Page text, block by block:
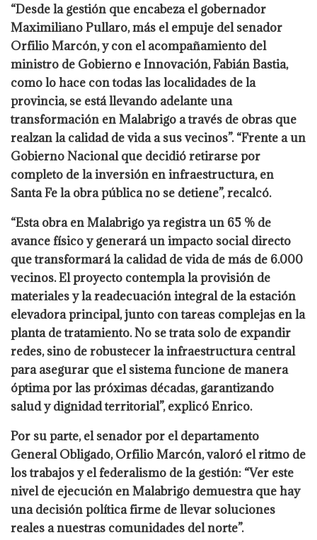
“Desde la gestión que encabeza el gobernador
Maximiliano Pullaro, más el empuje del senador
Orfilio Marcón, y con el acompañamiento del
ministro de Gobierno e Innovación, Fabián Bastia,
como lo hace con todas las localidades de la
provincia, se está llevando adelante una
transformación en Malabrigo a través de obras que
realzan la calidad de vida a sus vecinos”. “Frente a un
Gobierno Nacional que decidió retirarse por
completo de la inversión en infraestructura, en
Santa Fe la obra pública no se detiene”, recalcó.
“Esta obra en Malabrigo ya registra un 65 % de
avance físico y generará un impacto social directo
que transformará la calidad de vida de más de 6.000
vecinos. El proyecto contempla la provisión de
materiales y la readecuación integral de la estación
elevadora principal, junto con tareas complejas en la
planta de tratamiento. No se trata solo de expandir
redes, sino de robustecer la infraestructura central
para asegurar que el sistema funcione de manera
óptima por las próximas décadas, garantizando
salud y dignidad territorial”, explicó Enrico.
Por su parte, el senador por el departamento
General Obligado, Orfilio Marcón, valoró el ritmo de
los trabajos y el federalismo de la gestión: “Ver este
nivel de ejecución en Malabrigo demuestra que hay
una decisión política firme de llevar soluciones
reales a nuestras comunidades del norte”.